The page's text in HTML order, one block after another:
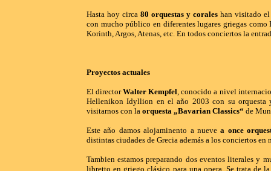
Hasta hoy circa 80 orquestas y coraleshan visitado
con mucho público en diferentes lugares griegas
Korinth, Argos, Atenas, etc. En todos conciertos la
Proyectos actuales
El directorWalter Kempfel, conocido a nivel
Hellenikon Idyllion en el año 2003 con su
visitarnos con la orquesta „Bavarian Classics“ de
Este año damos alojaminento a nuevea once
distintas ciudades de Grecia además a los conciertos en
Tambien estamos preparando dos eventos literales y
libretto en griego clásico para una opera. Se trata de